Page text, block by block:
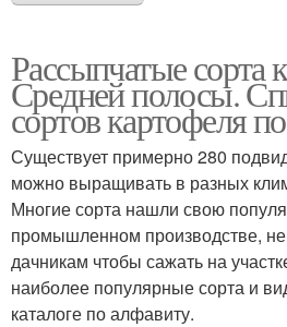
Рассыпчатые сорта
Средней полосы.
сортов картофеля
Существует примерно 280
можно выращивать в разных
Многие сорта нашли свою
промышленном производстве,
дачникам чтобы сажать на
наиболее популярные сорта и
каталоге по алфавиту.